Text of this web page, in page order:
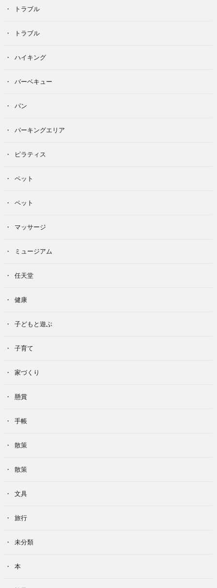
トラブル
トラブル
ハイキング
バーベキュー
パン
パーキングエリア
ピラティス
ペット
ペット
マッサージ
ミュージアム
任天堂
健康
子どもと遊ぶ
子育て
家づくり
懸賞
手帳
散策
散策
文具
旅行
未分類
本